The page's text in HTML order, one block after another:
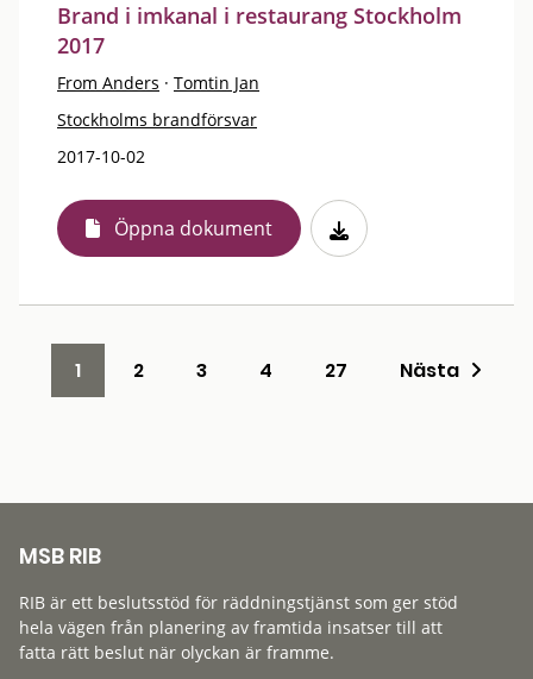
Brand i imkanal i restaurang Stockholm
2017
From Anders · Tomtin Jan
Stockholms brandförsvar
2017-10-02
Öppna dokument
1 2 3 4 27 Nästa
MSB RIB
RIB är ett beslutsstöd för räddningstjänst som ger stöd
hela vägen från planering av framtida insatser till att
fatta rätt beslut när olyckan är framme.